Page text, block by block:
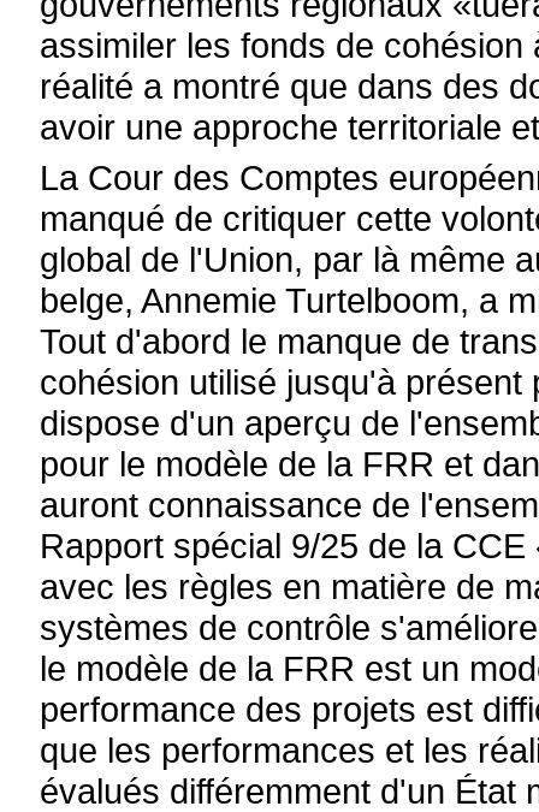
assimiler les fonds de
réalité a montré que dans des
avoir une approche territoriale
La Cour des Comptes
manqué de critiquer cette
global de l'Union, par là même
belge, Annemie Turtelboom, a
Tout d'abord le manque de
cohésion utilisé jusqu'à
dispose d'un aperçu de
pour le modèle de la FRR et
auront connaissance de
Rapport spécial 9/25 de la
avec les règles en matière de
systèmes de contrôle
le modèle de la FRR est un
performance des projets est
que les performances et les
évalués différemment d'un État